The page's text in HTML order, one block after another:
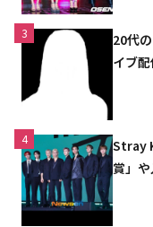
3
20代
イブ
4
Stray
賞」